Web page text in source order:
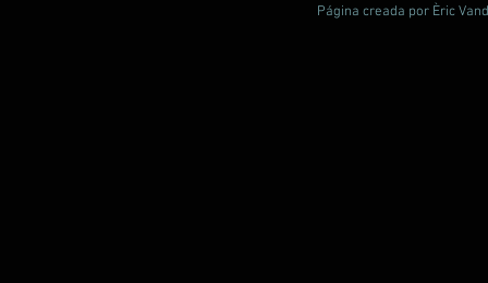
Página creada por Èric